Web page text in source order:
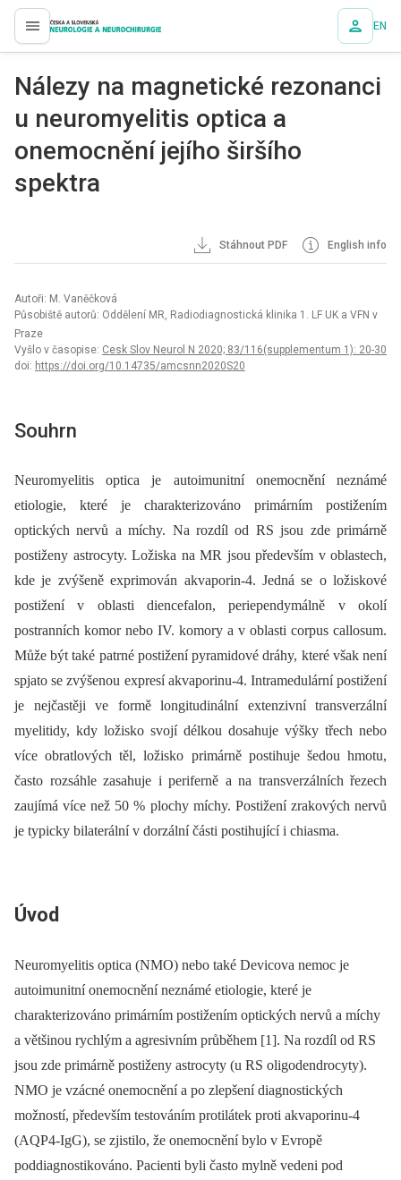
proLékaře.cz EN
Nálezy na magnetické rezonanci
u neuromyelitis optica a
onemocnění jejího širšího
spektra
Stáhnout PDF English info
Autoři: M. Vaněčková
Působiště autorů: Oddělení MR, Radiodiagnostická klinika 1. LF UK a VFN v
Praze
Vyšlo v časopise: Cesk Slov Neurol N 2020; 83/116(supplementum 1): 20-30
doi: https://doi.org/10.14735/amcsnn2020S20
Souhrn
Neuromyelitis optica je autoimunitní onemocnění neznámé
etiologie, které je charakterizováno primárním postižením
optických nervů a míchy. Na rozdíl od RS jsou zde primárně
postiženy astrocyty. Ložiska na MR jsou především v oblastech,
kde je zvýšeně exprimován akvaporin-4. Jedná se o ložiskové
postižení v oblasti diencefalon, periependymálně v okolí
postranních komor nebo IV. komory a v oblasti corpus callosum.
Může být také patrné postižení pyramidové dráhy, které však není
spjato se zvýšenou expresí akvaporinu-4. Intramedulární postižení
je nejčastěji ve formě longitudinální extenzivní transverzální
myelitidy, kdy ložisko svojí délkou dosahuje výšky třech nebo
více obratlových těl, ložisko primárně postihuje šedou hmotu,
často rozsáhle zasahuje i periferně a na transverzálních řezech
zaujímá více než 50 % plochy míchy. Postižení zrakových nervů
je typicky bilaterální v dorzální části postihující i chiasma.
Úvod
Neuromyelitis optica (NMO) nebo také Devicova nemoc je
autoimunitní onemocnění neznámé etiologie, které je
charakterizováno primárním postižením optických nervů a míchy
a většinou rychlým a agresivním průběhem [1]. Na rozdíl od RS
jsou zde primárně postiženy astrocyty (u RS oligodendrocyty).
NMO je vzácné onemocnění a po zlepšení diagnostických
možností, především testováním protilátek proti akvaporinu-4
(AQP4-IgG), se zjistilo, že onemocnění bylo v Evropě
poddiagnostikováno. Pacienti byli často mylně vedeni pod